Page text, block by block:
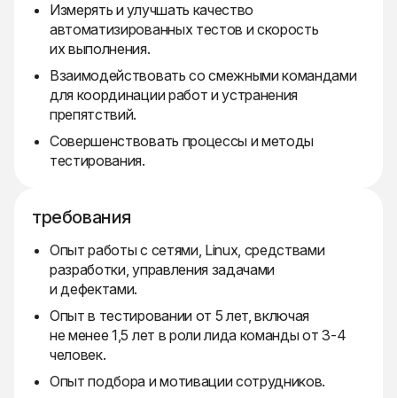
Измерять и улучшать качество
автоматизированных тестов и скорость
их выполнения.
Взаимодействовать со смежными командами
для координации работ и устранения
препятствий.
Совершенствовать процессы и методы
тестирования.
требования
Опыт работы с сетями, Linux, средствами
разработки, управления задачами
и дефектами.
Опыт в тестировании от 5 лет, включая
не менее 1,5 лет в роли лида команды от 3-4
человек.
Опыт подбора и мотивации сотрудников.